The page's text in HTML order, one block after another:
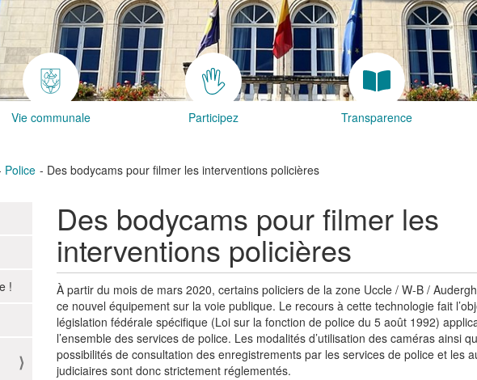
Vie communale Participez Transparence
Police Des bodycams pour filmer les interventions policières
!
Des bodycams pour filmer les
interventions policières
À partir du mois de mars 2020, certains policiers de la zone Uccle / W-B /
ce nouvel équipement sur la voie publique. Le recours à cette technologie fait
législation fédérale spécifique (Loi sur la fonction de police du 5 août 1992)
l’ensemble des services de police. Les modalités d’utilisation des caméras ainsi
possibilités de consultation des enregistrements par les services de police et les
judiciaires sont donc strictement réglementés.